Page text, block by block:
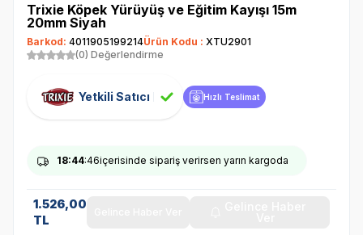
Trixie Köpek Yürüyüş ve Eğitim Kayışı 15m
20mm Siyah
Barkod: 4011905199214Ürün Kodu : XTU2901
(0) Değerlendirme
Yetkili Satıcı Hızlı Teslimat
18:44:46içerisinde sipariş verirsen yarın kargoda
1.526,00
TL